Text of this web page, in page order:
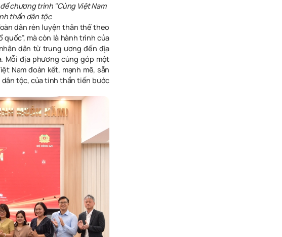
chương trình "Cùng Việt Nam
thần dân tộc
dân rèn luyện thân thể theo
quốc”, mà còn là hành trình của
dân từ trung ương đến địa
Mỗi địa phương cùng góp một
Nam đoàn kết, mạnh mẽ, sẵn
dân tộc, của tinh thần tiến bước